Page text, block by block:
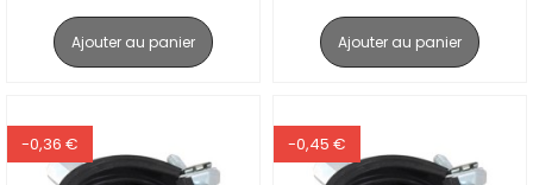
Ajouter au panier Ajouter au panier
-0,36 € -0,45 €